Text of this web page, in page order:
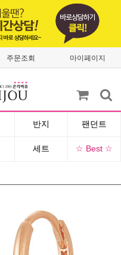
주문조회 마이페이지
반지 팬던트
세트 ☆ Best ☆